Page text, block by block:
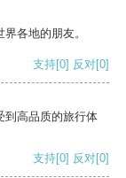
各地的朋友。
支持[0] 反对[0]
到高品质的旅行体
支持[0] 反对[0]